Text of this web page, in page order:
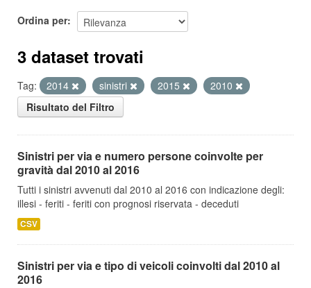
Ordina per
3 dataset trovati
Tag: 2014 sinistri 2015
2010
Risultato del Filtro
Sinistri per via e numero persone coinvolte per
gravità dal 2010 al 2016
Tutti i sinistri avvenuti dal 2010 al 2016 con indicazione degli:
illesi - feriti - feriti con prognosi riservata - deceduti
CSV
Sinistri per via e tipo di veicoli coinvolti dal 2010 al
2016